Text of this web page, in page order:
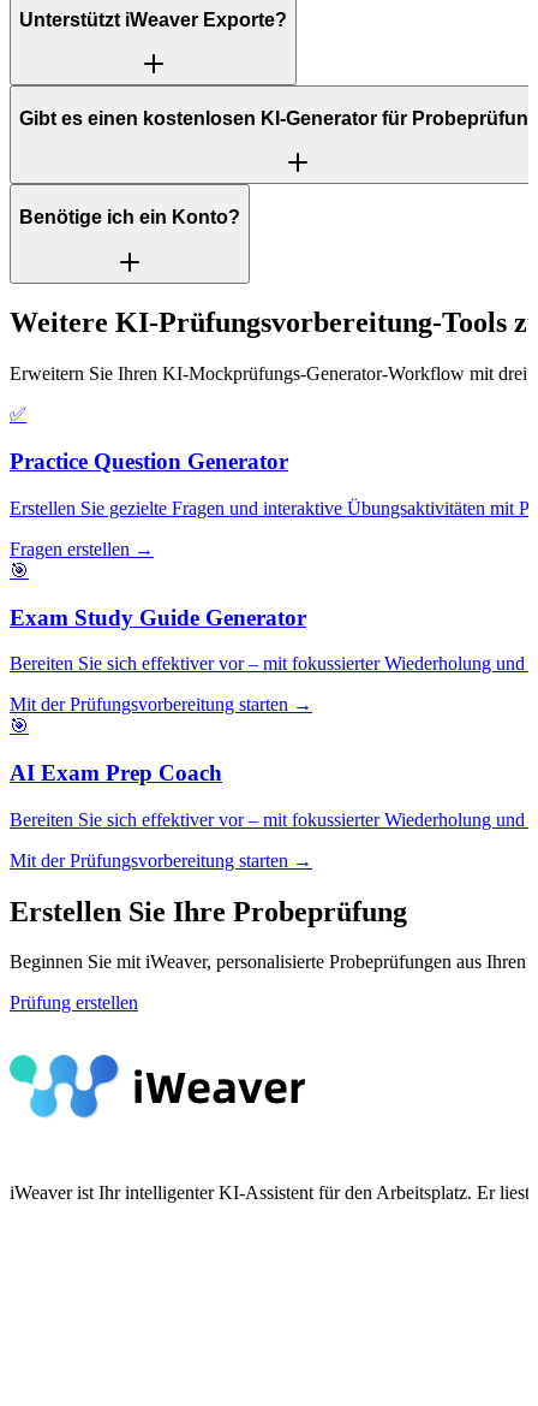
Unterstützt iWeaver Exporte?
Gibt es einen kostenlosen KI-Generator für
Benötige ich ein Konto?
Weitere KI-Prüfungsvorbereitung-Tools
Erweitern Sie Ihren KI-Mockprüfungs-Generator-Workflow mit drei
✅
Practice Question Generator
Erstellen Sie gezielte Fragen und interaktive Übungsaktivitäten mit
Fragen erstellen →
🎯
Exam Study Guide Generator
Bereiten Sie sich effektiver vor – mit fokussierter Wiederholung und
Mit der Prüfungsvorbereitung starten →
🎯
AI Exam Prep Coach
Bereiten Sie sich effektiver vor – mit fokussierter Wiederholung und
Mit der Prüfungsvorbereitung starten →
Erstellen Sie Ihre Probeprüfung
Beginnen Sie mit iWeaver, personalisierte Probeprüfungen aus
Prüfung erstellen
iWeaver ist Ihr intelligenter KI-Assistent für den Arbeitsplatz. Er